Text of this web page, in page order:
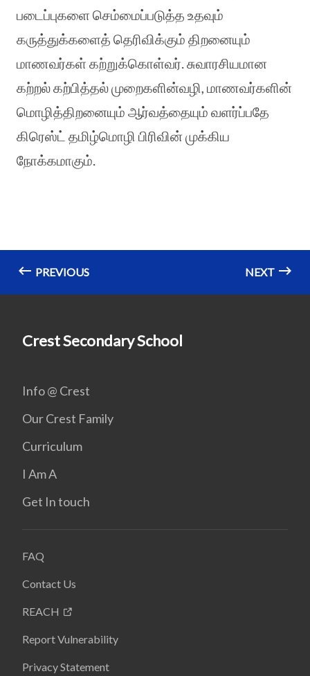
படைப்புகளை செம்மைப்படுத்த உதவும்
கருத்துக்களைத் தெரிவிக்கும் திறனையும்
மாணவர்கள் கற்றுக்கொள்வர். சுவாரசியமான
கற்றல் கற்பித்தல் முறைகளின்வழி, மாணவர்களின்
மொழித்திறனையும் ஆர்வத்தையும் வளர்ப்பதே
கிரெஸ்ட் தமிழ்மொழி பிரிவின் முக்கிய
நோக்கமாகும்.
PREVIOUS NEXT
Crest Secondary School
Info @ Crest
Our Crest Family
Curriculum
I Am A
Get In touch
FAQ
Contact Us
REACH
Report Vulnerability
Privacy Statement